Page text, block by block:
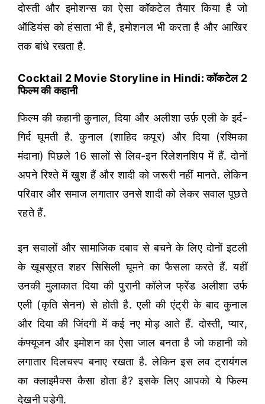
दोस्ती और इमोशन्स का ऐसा कॉकटेल तैयार किया है जो
ऑडियंस को हंसाता भी है, इमोशनल भी करता है और आखिर
तक बांधे रखता है.
Cocktail 2 Movie Storyline in Hindi: कॉकटेल 2
फिल्म की कहानी
फिल्म की कहानी कुनाल, दिया और अलीशा उर्फ़ एली के इर्द-
गिर्द घूमती है. कुनाल (शाहिद कपूर) और दिया (रश्मिका
मंदाना) पिछले 16 सालों से लिव-इन रिलेशनशिप में हैं. दोनों
अपने रिश्ते में खुश हैं और शादी को जरूरी नहीं मानते. लेकिन
परिवार और समाज लगातार उनसे शादी को लेकर सवाल पूछते
रहते हैं.
इन सवालों और सामाजिक दबाव से बचने के लिए दोनों इटली
के खूबसूरत शहर सिसिली घूमने का फैसला करते हैं. यहीं
उनकी मुलाकात दिया की पुरानी कॉलेज फ्रेंड अलीशा उर्फ
एली (कृति सेनन) से होती है. एली की एंट्री के बाद कुनाल
और दिया की जिंदगी में कई नए मोड़ आते हैं. दोस्ती, प्यार,
कंफ्यूजन और इमोशन का ऐसा जाल बनता है जो कहानी को
लगातार दिलचस्प बनाए रखता है. लेकिन इस लव ट्रायंगल
का क्लाइमैक्स कैसा होता है? इसके लिए आपको ये फिल्म
देखनी पड़ेगी.